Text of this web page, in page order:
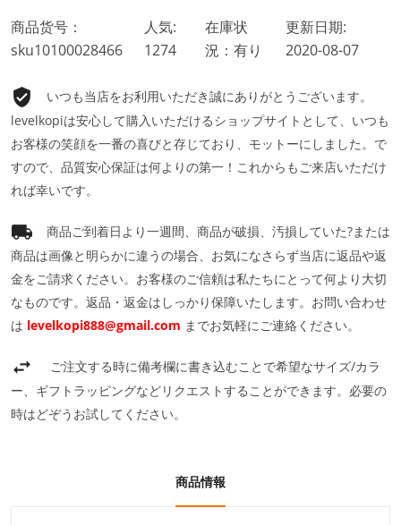
商品货号：
sku10100028466
人気:
1274
在庫状
況：有り
更新日期:
2020-08-07
いつも当店をお利用いただき誠にありがとうございます。
levelkopiは安心して購入いただけるショップサイトとして、いつも
お客様の笑顔を一番の喜びと存じており、モットーにしました。で
すので、品質安心保証は何よりの第一！これからもご来店いただけ
れば幸いです。
商品ご到着日より一週間、商品が破損、汚損していた?または
商品は画像と明らかに違うの場合、お気になさらず当店に返品や返
金をご請求ください。お客様のご信頼は私たちにとって何より大切
なものです。返品・返金はしっかり保障いたします。お問い合わせ
は levelkopi888@gmail.com までお気軽にご連絡ください。
ご注文する時に備考欄に書き込むことで希望なサイズ/カラ
ー、ギフトラッピングなどリクエストすることができます。必要の
時はどぞうお試してください。
商品情報